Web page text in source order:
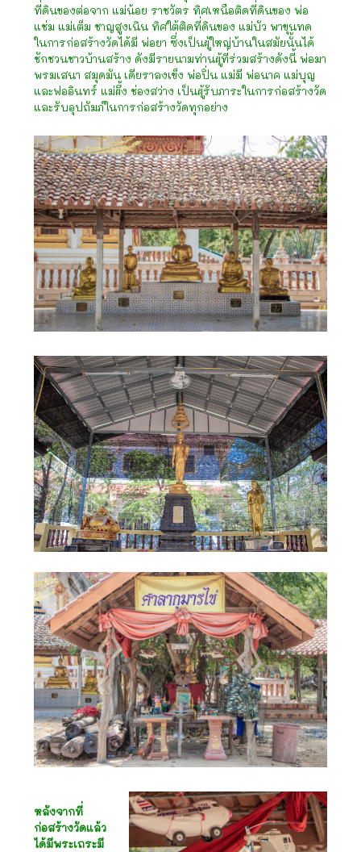
ที่ดินของต่อจาก แม่น้อย ราชวัตร ทิศเหนือติดที่ดินของ พ่อ
แช่ม แม่เต็ม ชาญสูงเนิน ทิศใต้ติดที่ดินของ แม่บัว พาขุนทด
ในการก่อสร้างวัดได้มี พ่อยา ซึ่งเป็นผู้ใหญ่บ้านในสมัยนั้นได้
ชักชวนชาวบ้านสร้าง ดังมีรายนามท่านผู้ที่ร่วมสร้างดังนี้ พ่อมา
พรมเสนา สมุดมัน เดียราลงเข็ง พ่อปิ่น แม่มี พ่อนาค แม่บุญ
และฟออินทร์ แม่ผึ้ง ช่องสว่าง เป็นผู้รับภาระในการก่อสร้างวัด
และรับอุปถัมภ์ในการก่อสร้างวัดทุกอย่าง
หลังจากที่
ก่อสร้างวัดแล้ว
ได้มีพระเถระมี